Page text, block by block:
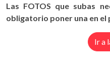
Las FOTOS que subas
obligatorio poner una en el
Ir a